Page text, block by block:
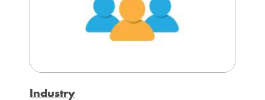
Industry